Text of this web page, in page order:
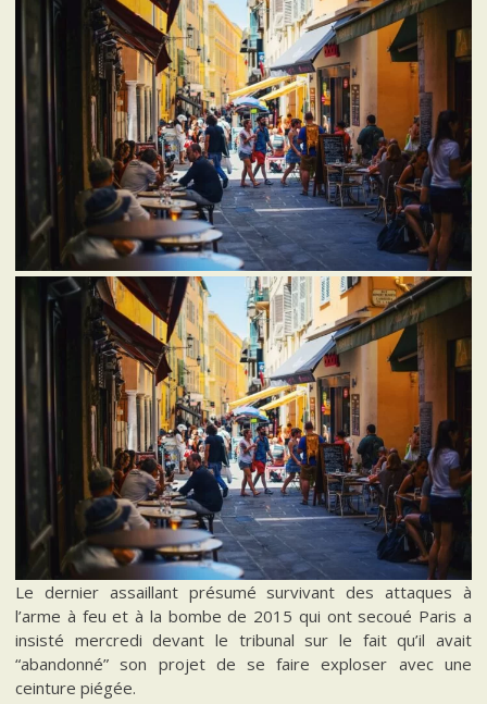
Le dernier assaillant présumé survivant des attaques à
l’arme à feu et à la bombe de 2015 qui ont secoué Paris a
insisté mercredi devant le tribunal sur le fait qu’il avait
“abandonné” son projet de se faire exploser avec une
ceinture piégée.